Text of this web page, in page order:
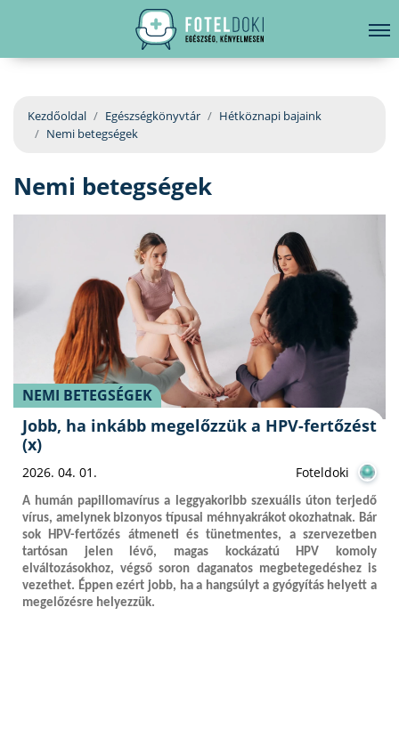
EGÉSZSÉGKÖNYVTÁR
BETEGSÉGKALAUZ
ÜGYELETKERESŐ
ORVOS VÁLASZOL
hirdetés
Kezdőoldal Egészségkönyvtár
Hétköznapi bajaink
Nemi betegségek
Nemi betegségek
NEMI BETEGSÉGEK
Jobb, ha inkább megelőzzük a HPV-fertőzést
(x)
2026. 04. 01. Foteldoki
A humán papillomavírus a leggyakoribb szexuális úton terjedő
vírus, amelynek bizonyos típusai méhnyakrákot okozhatnak. Bár
sok HPV-fertőzés átmeneti és tünetmentes, a szervezetben
tartósan jelen lévő, magas kockázatú HPV komoly
elváltozásokhoz, végső soron daganatos megbetegedéshez is
vezethet. Éppen ezért jobb, ha a hangsúlyt a gyógyítás helyett a
megelőzésre helyezzük.